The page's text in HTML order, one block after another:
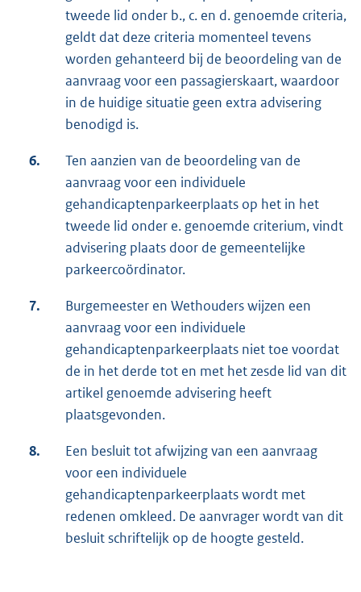
tweede lid onder b., c. en d. genoemde criteria,
geldt dat deze criteria momenteel tevens
worden gehanteerd bij de beoordeling van de
aanvraag voor een passagierskaart, waardoor
in de huidige situatie geen extra advisering
benodigd is.
6.
Ten aanzien van de beoordeling van de
aanvraag voor een individuele
gehandicaptenparkeerplaats op het in het
tweede lid onder e. genoemde criterium, vindt
advisering plaats door de gemeentelijke
parkeercoördinator.
7.
Burgemeester en Wethouders wijzen een
aanvraag voor een individuele
gehandicaptenparkeerplaats niet toe voordat
de in het derde tot en met het zesde lid van dit
artikel genoemde advisering heeft
plaatsgevonden.
8.
Een besluit tot afwijzing van een aanvraag
voor een individuele
gehandicaptenparkeerplaats wordt met
redenen omkleed. De aanvrager wordt van dit
besluit schriftelijk op de hoogte gesteld.